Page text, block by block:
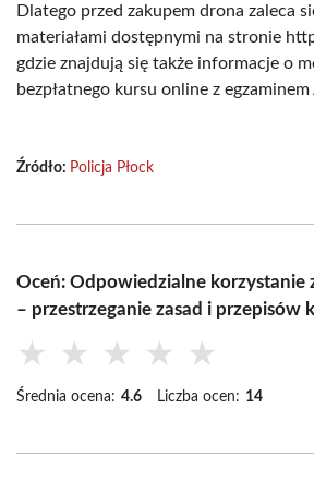
Dlatego przed zakupem drona zaleca
materiałami dostępnymi na stronie
gdzie znajdują się także informacje o
bezpłatnego kursu online z
Źródło: Policja Płock
Oceń: Odpowiedzialne korzystanie
– przestrzeganie zasad i przepisów
★ ★ ★ ★ ★
Średnia ocena: 4.6 Liczba ocen: 14